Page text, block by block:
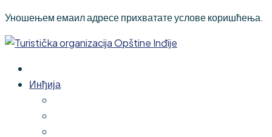
Уношењем емаил адресе прихватате услове коришћења.
Инђија